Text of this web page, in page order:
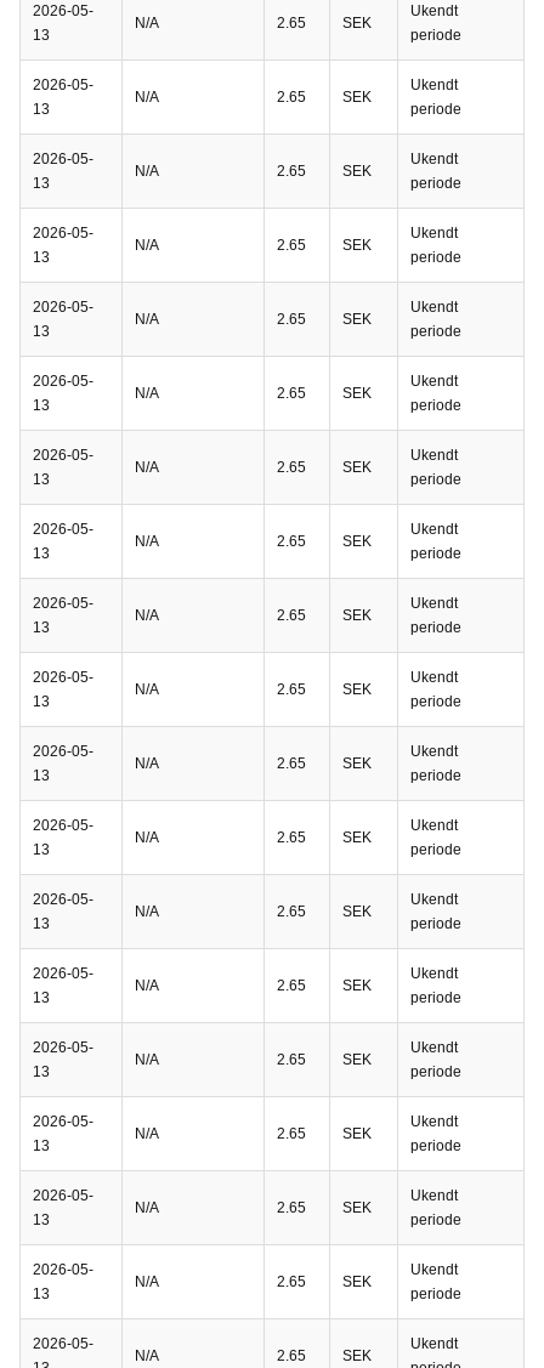
2026-05-
13
N/A 2.65 SEK
Ukendt
periode
2026-05-
13
N/A 2.65 SEK
Ukendt
periode
2026-05-
13
N/A 2.65 SEK
Ukendt
periode
2026-05-
13
N/A 2.65 SEK
Ukendt
periode
2026-05-
13
N/A 2.65 SEK
Ukendt
periode
2026-05-
13
N/A 2.65 SEK
Ukendt
periode
2026-05-
13
N/A 2.65 SEK
Ukendt
periode
2026-05-
13
N/A 2.65 SEK
Ukendt
periode
2026-05-
13
N/A 2.65 SEK
Ukendt
periode
2026-05-
13
N/A 2.65 SEK
Ukendt
periode
2026-05-
13
N/A 2.65 SEK
Ukendt
periode
2026-05-
13
N/A 2.65 SEK
Ukendt
periode
2026-05-
13
N/A 2.65 SEK
Ukendt
periode
2026-05-
13
N/A 2.65 SEK
Ukendt
periode
2026-05-
13
N/A 2.65 SEK
Ukendt
periode
2026-05-
13
N/A 2.65 SEK
Ukendt
periode
2026-05-
13
N/A 2.65 SEK
Ukendt
periode
2026-05-
13
N/A 2.65 SEK
Ukendt
periode
2026-05-
N/A 2.65 SEK
Ukendt